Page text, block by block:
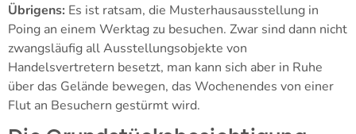
Übrigens: Es ist ratsam, die Musterhausausstellung in
Poing an einem Werktag zu besuchen. Zwar sind dann nicht
zwangsläufig all Ausstellungsobjekte von
Handelsvertretern besetzt, man kann sich aber in Ruhe
über das Gelände bewegen, das Wochenendes von einer
Flut an Besuchern gestürmt wird.